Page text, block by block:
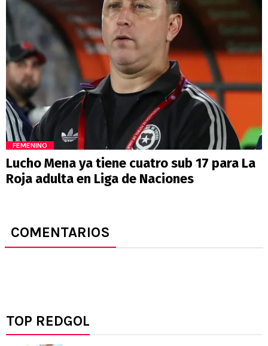
FEMENINO
Lucho Mena ya tiene cuatro sub 17 para La
Roja adulta en Liga de Naciones
COMENTARIOS
TOP REDGOL